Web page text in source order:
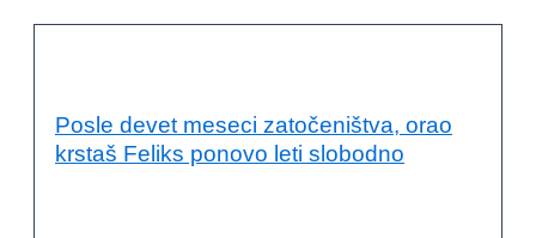
Posle devet meseci zatočeništva, orao
krstaš Feliks ponovo leti slobodno